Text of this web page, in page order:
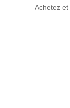
Achetez